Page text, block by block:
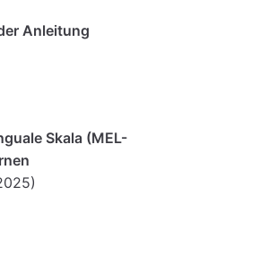
Anleitung
Skala (MEL-